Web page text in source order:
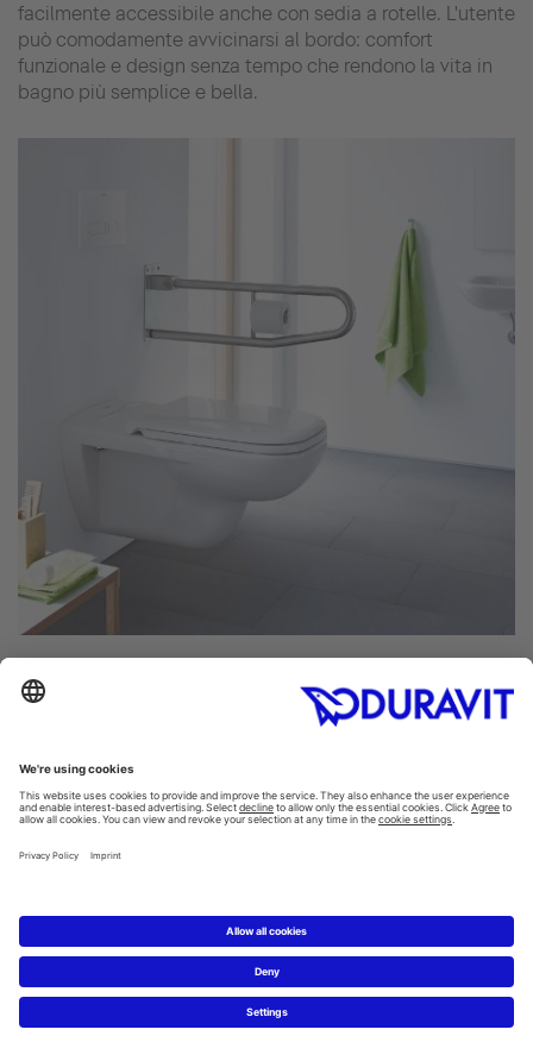
facilmente accessibile anche con sedia a rotelle. L'utente
può comodamente avvicinarsi al bordo: comfort
funzionale e design senza tempo che rendono la vita in
bagno più semplice e bella.
Vaso D-Code: comfort senza limiti
Nei bagni senza barriere si applicano requisiti e
garantire che il bagno possa essere utilizzato nel modo
più autonomo possibile. Il vaso gioca un ruolo chiave in
questo. Il vaso D-Code in versione Vital viene installato
ad un'altezza di 45-50 cm ed ha una profondità di 70 cm.
rotelle e permette di muoversi comodamente.
Settori medico, pubblico e